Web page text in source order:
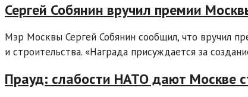
Сергей Собянин вручил премии
Мэр Москвы Сергей Собянин сообщил, что вручил
и строительства. «Награда присуждается за
Прауд: слабости НАТО дают Москве